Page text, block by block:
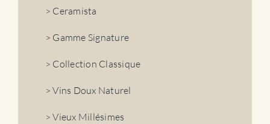
> Ceramista
> Gamme Signature
> Collection Classique
> Vins Doux Naturel
> Vieux Millésimes